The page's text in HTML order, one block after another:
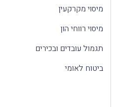
מיסוי מקרקעין
מיסוי רווחי הון
תגמול עובדים ובכירים
ביטוח לאומי